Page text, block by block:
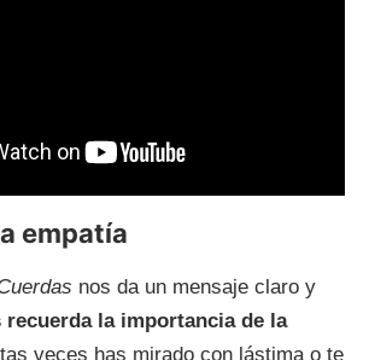
empatía
nos da un mensaje claro y
recuerda la importancia de la
veces has mirado con lástima o te